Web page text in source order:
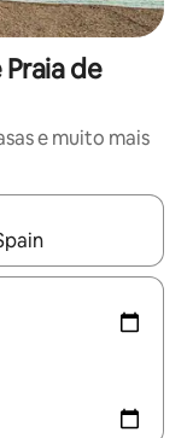
de
e muito mais
explore-os